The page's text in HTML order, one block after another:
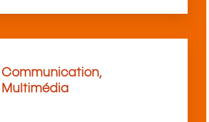
Communication,
Multimédia